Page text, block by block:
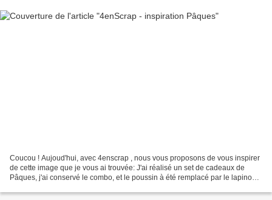
Coucou ! Aujoud'hui, avec 4enscrap , nous vous proposons de vous inspirer
de cette image que je vous ai trouvée: J'ai réalisé un set de cadeaux de
Pâques, j'ai conservé le combo, et le poussin à été remplacé par le lapinou